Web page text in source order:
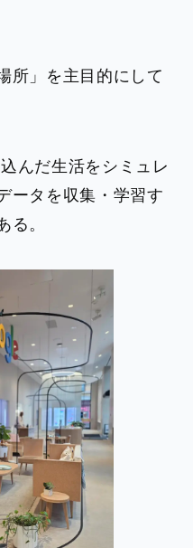
所」を主目的にして
んだ生活をシミュレ
ータを収集・学習す
。